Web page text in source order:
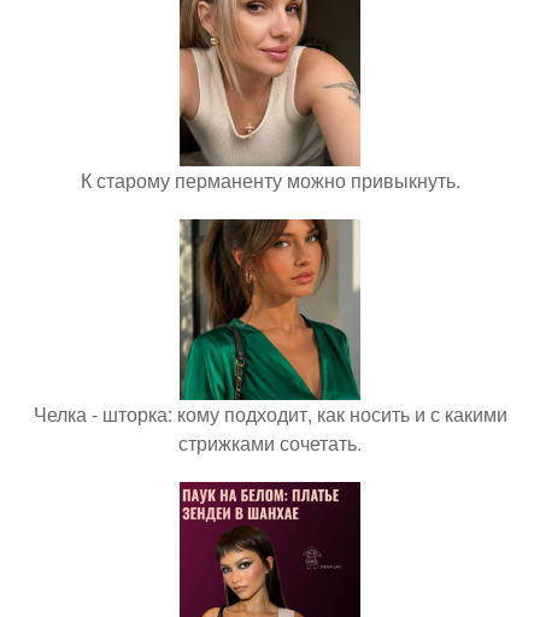
К старому перманенту можно привыкнуть.
Челка - шторка: кому подходит, как носить и с какими
стрижками сочетать.